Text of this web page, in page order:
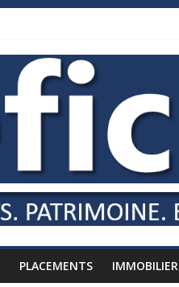
PLACEMENTS IMMOBILIER